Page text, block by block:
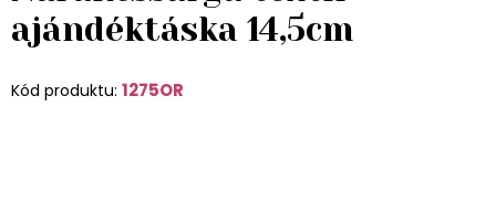
ajándéktáska 14,5cm
Kód produktu: 1275OR